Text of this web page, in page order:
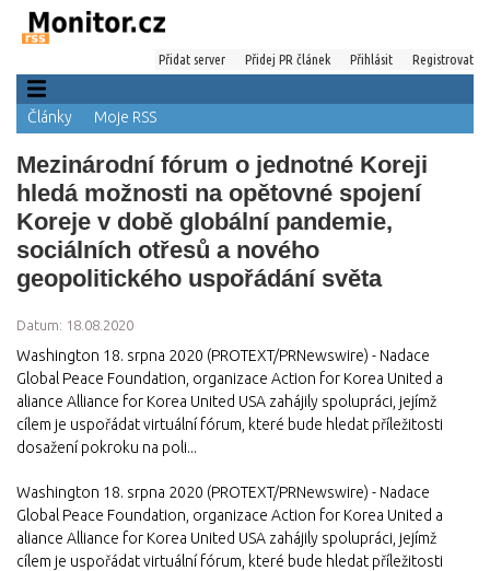
Přidat server Přidej PR článek Přihlásit Registrovat
Články Moje RSS
Mezinárodní fórum o jednotné Koreji
hledá možnosti na opětovné spojení
Koreje v době globální pandemie,
sociálních otřesů a nového
geopolitického uspořádání světa
Datum: 18.08.2020
Washington 18. srpna 2020 (PROTEXT/PRNewswire) - Nadace
Global Peace Foundation, organizace Action for Korea United a
aliance Alliance for Korea United USA zahájily spolupráci, jejímž
cílem je uspořádat virtuální fórum, které bude hledat příležitosti
dosažení pokroku na poli...
Washington 18. srpna 2020 (PROTEXT/PRNewswire) - Nadace
Global Peace Foundation, organizace Action for Korea United a
aliance Alliance for Korea United USA zahájily spolupráci, jejímž
cílem je uspořádat virtuální fórum, které bude hledat příležitosti